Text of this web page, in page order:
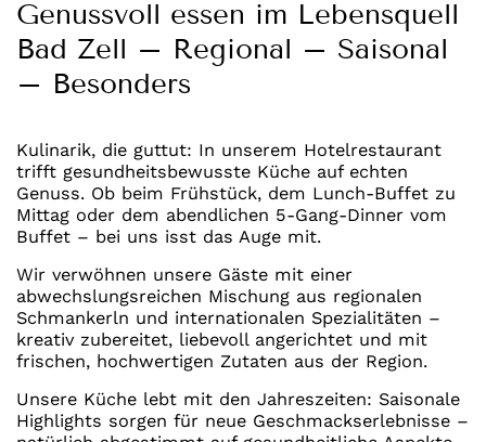
Genussvoll essen im Lebensquell
Bad Zell – Regional – Saisonal
– Besonders
Kulinarik, die guttut: In unserem Hotelrestaurant
trifft gesundheitsbewusste Küche auf echten
Genuss. Ob beim Frühstück, dem Lunch-Buffet zu
Mittag oder dem abendlichen 5-Gang-Dinner vom
Buffet – bei uns isst das Auge mit.
Wir verwöhnen unsere Gäste mit einer
abwechslungsreichen Mischung aus regionalen
Schmankerln und internationalen Spezialitäten –
kreativ zubereitet, liebevoll angerichtet und mit
frischen, hochwertigen Zutaten aus der Region.
Unsere Küche lebt mit den Jahreszeiten: Saisonale
Highlights sorgen für neue Geschmackserlebnisse –